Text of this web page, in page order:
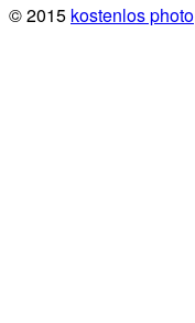
© 2015 kostenlos photo